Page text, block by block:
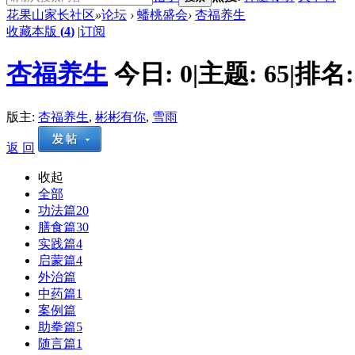
花果山家长社区»论坛 › 蟠桃盛会› 杏福养生
收藏本版 (4) |订阅
杏福养生 今日: 0|主题: 65|排
版主: 杏福养生, 彬彬有你, 雪雨
返 回
收起
全部
功法篇20
膳食篇30
实践篇4
启蒙篇4
外治篇
中药篇1
案例篇
助拳篇5
随言篇1